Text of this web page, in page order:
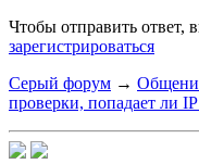
Чтобы отправить ответ,
зарегистрироваться
Серый форум →
проверки, попадает ли